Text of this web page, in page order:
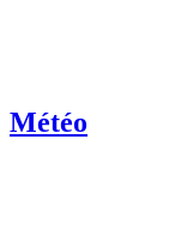
Météo